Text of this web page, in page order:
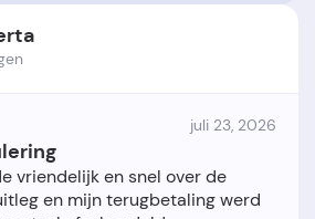
juli 23, 2026
vriendelijk en snel over de
en mijn terugbetaling werd